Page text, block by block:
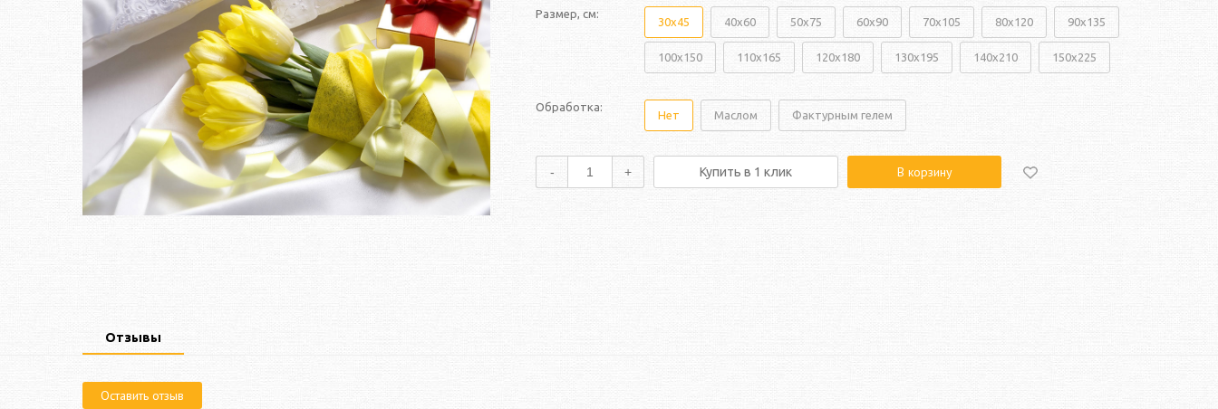
Размер, см:
30x45 40x60 50x75 60x90 70x105 80x120 90x135
100x150 110x165 120x180 130x195 140x210 150x225
Обработка:
Нет Маслом Фактурным гелем
- + Купить в 1 клик В корзину
Отзывы
Оставить отзыв